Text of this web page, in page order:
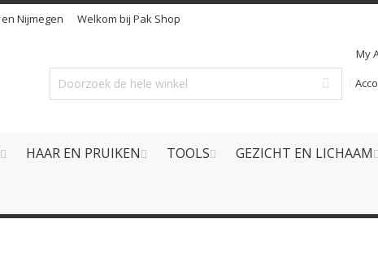
en Nijmegen Welkom bij Pak Shop
My
HAAR EN PRUIKEN TOOLS GEZICHT EN LICHAAM